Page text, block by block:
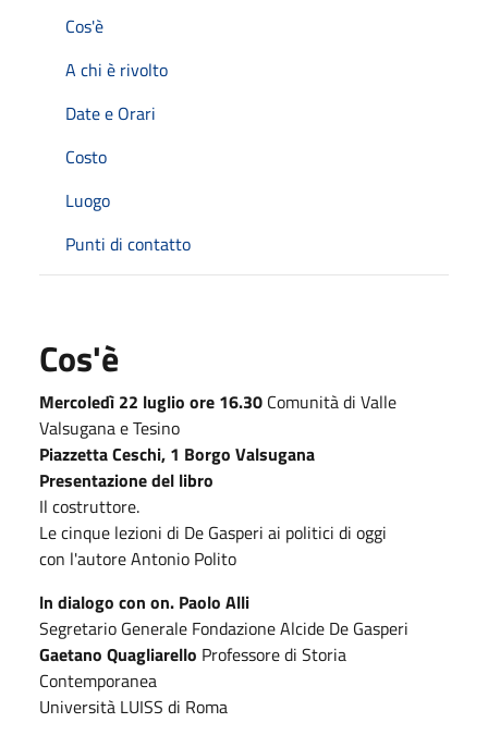
Cos'è
A chi è rivolto
Date e Orari
Costo
Luogo
Punti di contatto
Cos'è
Mercoledì 22 luglio ore 16.30 Comunità di Valle
Valsugana e Tesino
Piazzetta Ceschi, 1 Borgo Valsugana
Presentazione del libro
Il costruttore.
Le cinque lezioni di De Gasperi ai politici di oggi
con l'autore Antonio Polito
ln dialogo con on. Paolo Alli
Segretario Generale Fondazione Alcide De Gasperi
Gaetano Quagliarello Professore di Storia
Contemporanea
Università LUISS di Roma